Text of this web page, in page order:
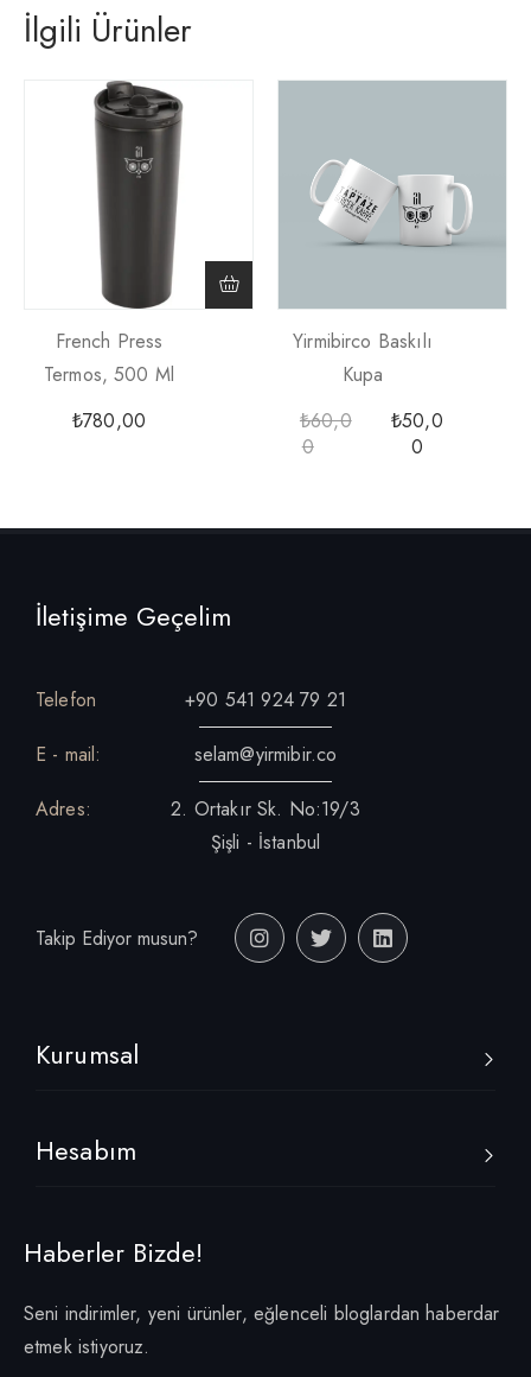
İlgili Ürünler
French Press
Termos, 500 Ml
₺780,00
Yirmibirco Baskılı
Kupa
₺60,0
0
₺50,0
0
İletişime Geçelim
Telefon
+90 541 924 79 21
E - mail:
selam@yirmibir.co
Adres:
2. Ortakır Sk. No:19/3
Şişli - İstanbul
Takip Ediyor musun?
Kurumsal
Hesabım
Haberler Bizde!
Seni indirimler, yeni ürünler, eğlenceli bloglardan haberdar
etmek istiyoruz.